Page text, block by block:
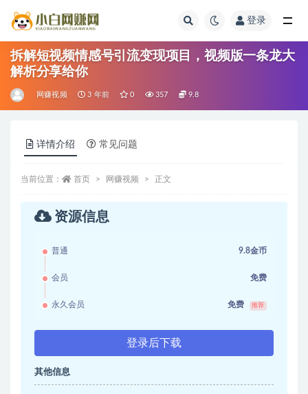
登录
拆解短视频情感号引流变现项目，视频版一条龙大
解析分享给你
网赚视频 3 年前 0 357 9.8
详情介绍 常见问题
当前位置： 首页 网赚视频 正文
资源信息
普通 9.8金币
会员 免费
永久会员 免费 推荐
登录后下载
其他信息